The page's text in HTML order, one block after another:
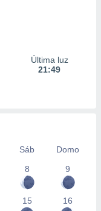
Última luz
21:49
Sáb
Domo
8 9
15 16